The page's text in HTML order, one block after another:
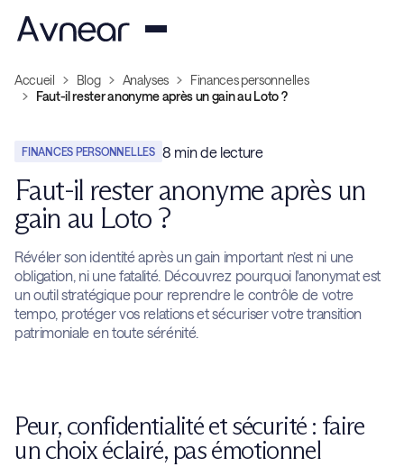
Accueil Blog Analyses
Finances personnelles
Faut-il rester anonyme après un gain au Loto ?
FINANCES PERSONNELLES 8 min de lecture
Faut-il rester anonyme après un
gain au Loto ?
Révéler son identité après un gain important n’est ni une
obligation, ni une fatalité. Découvrez pourquoi l'anonymat est
un outil stratégique pour reprendre le contrôle de votre
tempo, protéger vos relations et sécuriser votre transition
patrimoniale en toute sérénité.
Peur, confidentialité et sécurité : faire
un choix éclairé, pas émotionnel